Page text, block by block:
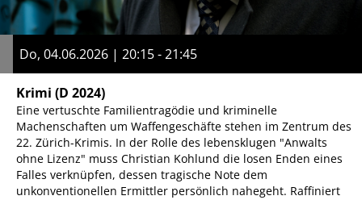
Do, 04.06.2026 | 20:15 - 21:45
Krimi (D 2024)
Eine vertuschte Familientragödie und kriminelle
Machenschaften um Waffengeschäfte stehen im Zentrum des
22. Zürich-Krimis. In der Rolle des lebensklugen "Anwalts
ohne Lizenz" muss Christian Kohlund die losen Enden eines
Falles verknüpfen, dessen tragische Note dem
unkonventionellen Ermittler persönlich nahegeht. Raffiniert